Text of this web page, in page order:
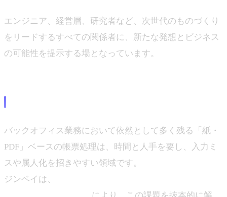
エンジニア、経営層、研究者など、次世代のものづくり
をリードするすべての関係者に、新たな発想とビジネス
の可能性を提示する場となっています。
バックオフィス業務において依然として多く残る「紙・
PDF」ベースの帳票処理は、時間と人手を要し、入力ミ
スや属人化を招きやすい領域です。
ジンベイは、
により、この課題を抜本的に解